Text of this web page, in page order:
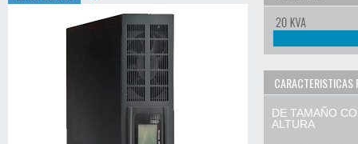
CARACTERISTICAS
DE TAMAÑO
ALTURA